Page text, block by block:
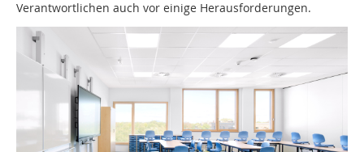
Verantwortlichen auch vor einige Herausforderungen.